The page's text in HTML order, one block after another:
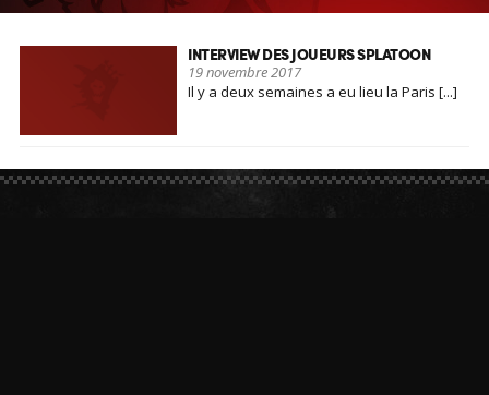
INTERVIEW DES JOUEURS SPLATOON
19 novembre 2017
Il y a deux semaines a eu lieu la Paris [...]